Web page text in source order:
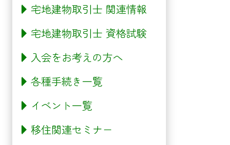
宅地建物取引士 関連情報
宅地建物取引士 資格試験
入会をお考えの方へ
各種手続き一覧
イベント一覧
移住関連セミナー